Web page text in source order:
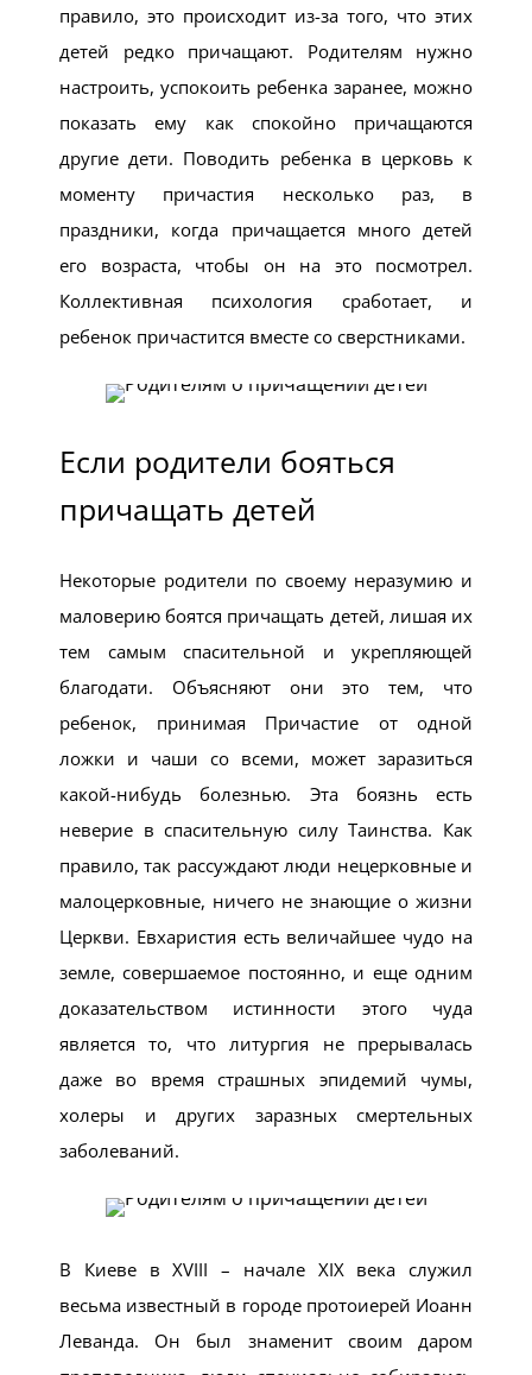
правило, это происходит из-за того, что этих
детей редко причащают. Родителям нужно
настроить, успокоить ребенка заранее, можно
показать ему как спокойно причащаются
другие дети. Поводить ребенка в церковь к
моменту причастия несколько раз, в
праздники, когда причащается много детей
его возраста, чтобы он на это посмотрел.
Коллективная психология сработает, и
ребенок причастится вместе со сверстниками.
Если родители бояться
причащать детей
Некоторые родители по своему неразумию и
маловерию боятся причащать детей, лишая их
тем самым спасительной и укрепляющей
благодати. Объясняют они это тем, что
ребенок, принимая Причастие от одной
ложки и чаши со всеми, может заразиться
какой-нибудь болезнью. Эта боязнь есть
неверие в спасительную силу Таинства. Как
правило, так рассуждают люди нецерковные и
малоцерковные, ничего не знающие о жизни
Церкви. Евхаристия есть величайшее чудо на
земле, совершаемое постоянно, и еще одним
доказательством истинности этого чуда
является то, что литургия не прерывалась
даже во время страшных эпидемий чумы,
холеры и других заразных смертельных
заболеваний.
В Киеве в XVIII – начале XIX века служил
весьма известный в городе протоиерей Иоанн
Леванда. Он был знаменит своим даром